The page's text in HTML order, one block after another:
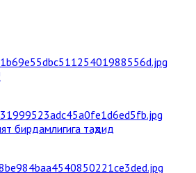
бирдамлигига таҳдид